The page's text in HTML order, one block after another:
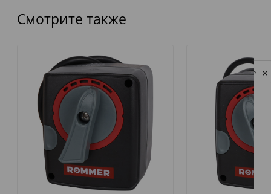
Смотрите также
Privacy notice